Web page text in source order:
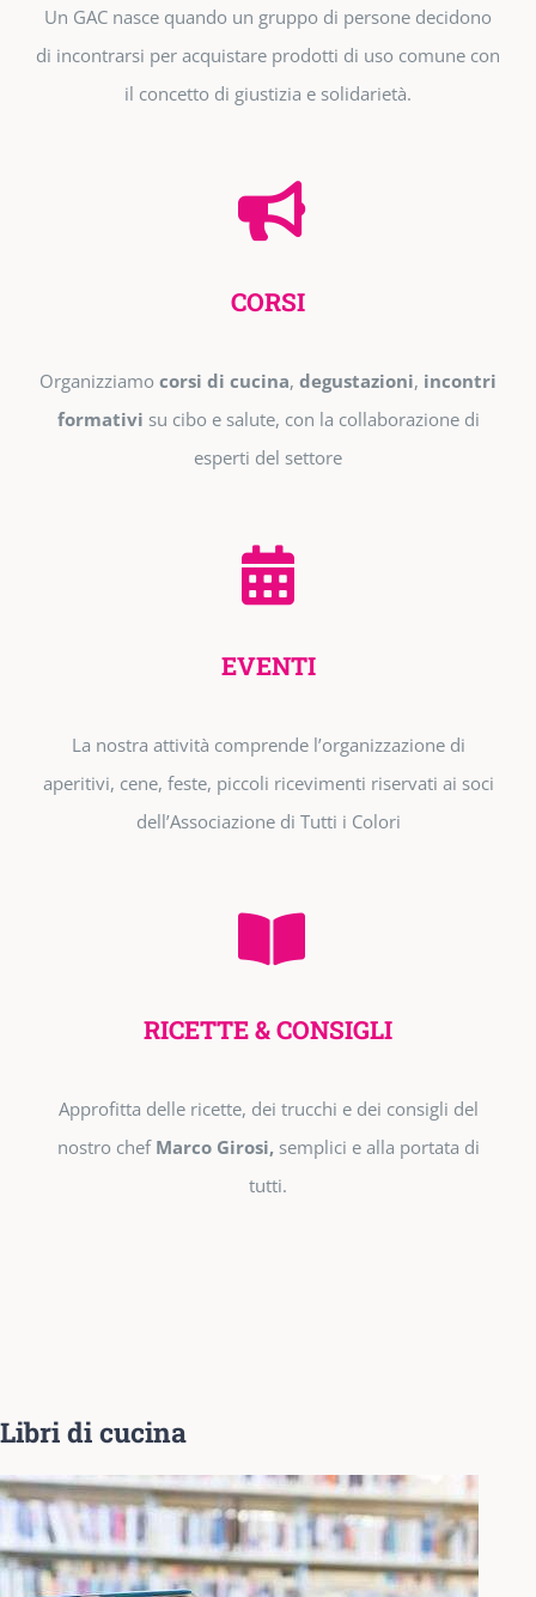
Un GAC nasce quando un gruppo di persone decidono
di incontrarsi per acquistare prodotti di uso comune con
il concetto di giustizia e solidarietà.
CORSI
Organizziamo corsi di cucina, degustazioni, incontri
formativi su cibo e salute, con la collaborazione di
esperti del settore
EVENTI
La nostra attività comprende l’organizzazione di
aperitivi, cene, feste, piccoli ricevimenti riservati ai soci
dell’Associazione di Tutti i Colori
RICETTE & CONSIGLI
Approfitta delle ricette, dei trucchi e dei consigli del
nostro chef Marco Girosi,semplici e alla portata di
tutti.
Libri di cucina